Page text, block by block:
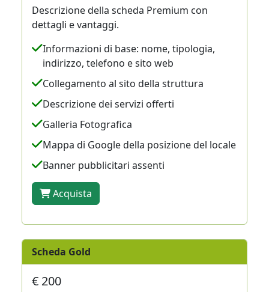
Descrizione della scheda Premium con
dettagli e vantaggi.
Informazioni di base: nome, tipologia,
indirizzo, telefono e sito web
Collegamento al sito della struttura
Descrizione dei servizi offerti
Galleria Fotografica
Mappa di Google della posizione del locale
Banner pubblicitari assenti
Acquista
Scheda Gold
€ 200